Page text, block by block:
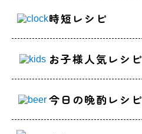
時短レシピ
お子様人気レシピ
今日の晩酌レシピ